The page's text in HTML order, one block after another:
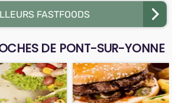
FASTFOODS
DE PONT-SUR-YONNE